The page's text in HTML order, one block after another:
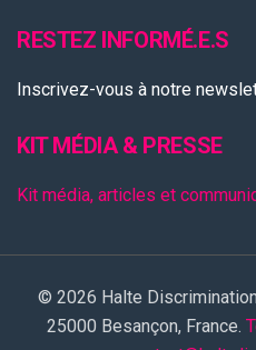
RESTEZ INFORMÉ.E.S
Inscrivez-vous à notre
KIT MÉDIA & PRESSE
Kit média, articles et
© 2026 Halte
25000 Besançon, France.